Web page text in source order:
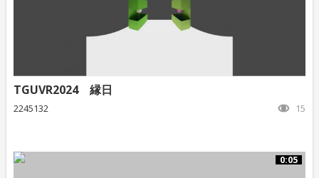
TGUVR2024 縁日
2245132 15
0:05